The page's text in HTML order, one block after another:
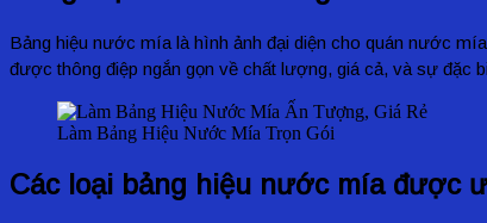
Bảng hiệu nước mía là hình ảnh đại diện cho quán nước
được thông điệp ngắn gọn về chất lượng, giá cả, và sự đặc
Làm Bảng Hiệu Nước Mía Trọn Gói
Các loại bảng hiệu nước mía được